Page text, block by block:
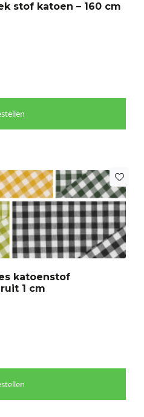
stof katoen – 160 cm
katoenstof
1 cm